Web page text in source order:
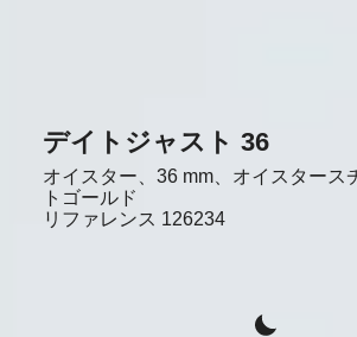
デイトジャスト 36
オイスター、36 mm、オイスタース
トゴールド
リファレンス 126234